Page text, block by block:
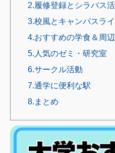
2.履修登録とシラバス
3.校風とキャンパスラ
4.おすすめの学食＆周
5.人気のゼミ・研究室
6.サークル活動
7.通学に便利な駅
8.まとめ